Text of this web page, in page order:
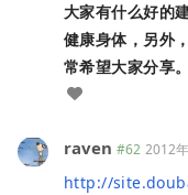
大家有什么好的
健康身体，另外
常希望大家分享。
raven #62 2012
http://